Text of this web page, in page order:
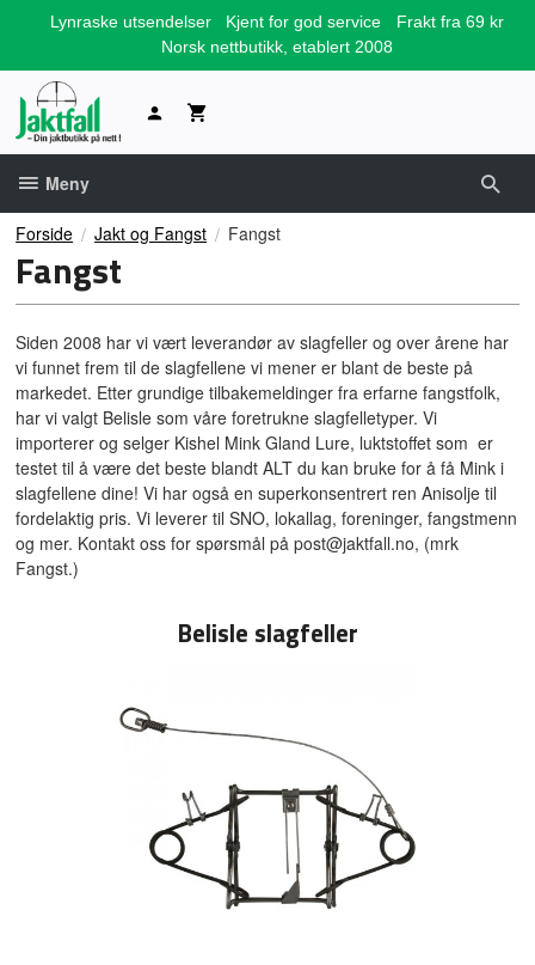
Lynraske utsendelser Kjent for god service
Frakt fra 69 kr
Norsk nettbutikk, etablert 2008
Meny
Forside Jakt og Fangst Fangst
Fangst
Siden 2008 har vi vært leverandør av slagfeller og over årene har
vi funnet frem til de slagfellene vi mener er blant de beste på
markedet. Etter grundige tilbakemeldinger fra erfarne fangstfolk,
har vi valgt Belisle som våre foretrukne slagfelletyper. Vi
importerer og selger Kishel Mink Gland Lure, luktstoffet som er
testet til å være det beste blandt ALT du kan bruke for å få Mink i
slagfellene dine! Vi har også en superkonsentrert ren Anisolje til
fordelaktig pris. Vi leverer til SNO, lokallag, foreninger, fangstmenn
og mer. Kontakt oss for spørsmål på post@jaktfall.no, (mrk
Fangst.)
Belisle slagfeller